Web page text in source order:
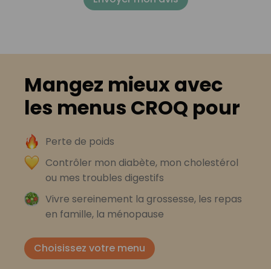
Mangez mieux avec
les menus CROQ pour
Perte de poids
Contrôler mon diabète, mon cholestérol
ou mes troubles digestifs
Vivre sereinement la grossesse, les repas
en famille, la ménopause
Choisissez votre menu